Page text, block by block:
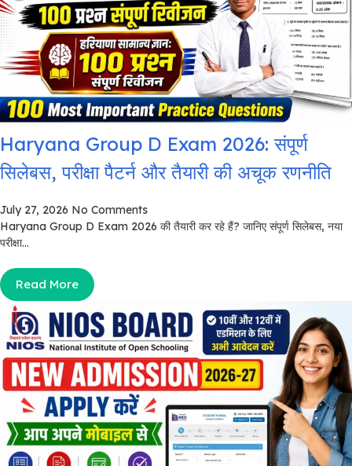
Haryana Group D Exam 2026: संपूर्ण
सिलेबस, परीक्षा पैटर्न और तैयारी की अचूक रणनीति
July 27, 2026 No Comments
Haryana Group D Exam 2026 की तैयारी कर रहे हैं? जानिए संपूर्ण सिलेबस, नया
परीक्षा...
Read More